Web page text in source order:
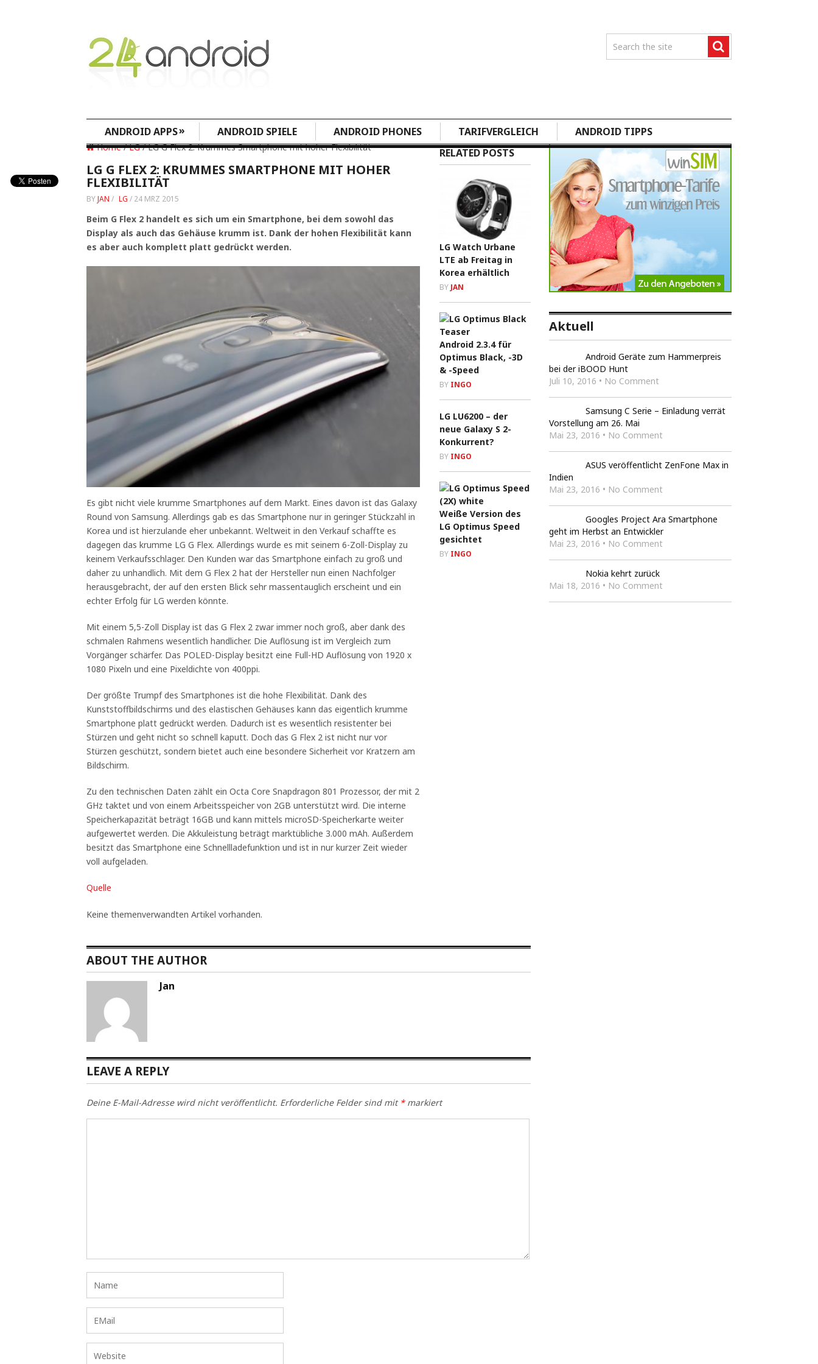
ANDROID APPS» ANDROID SPIELE ANDROID PHONES TARIFVERGLEICH ANDROID TIPPS
Home/LG/ LG G Flex 2: Krummes Smartphone mit hoher Flexibilität
LG G FLEX 2: KRUMMES SMARTPHONE MIT HOHER
FLEXIBILITÄT
BYJAN / LG / 24 MRZ 2015
Beim G Flex 2 handelt es sich um ein Smartphone, bei dem sowohl das
Display als auch das Gehäuse krumm ist. Dank der hohen Flexibilität kann
es aber auch komplett platt gedrückt werden.
Es gibt nicht viele krumme Smartphones auf dem Markt. Eines davon ist das Galaxy
Round von Samsung. Allerdings gab es das Smartphone nur in geringer Stückzahl in
Korea und ist hierzulande eher unbekannt. Weltweit in den Verkauf schaffte es
dagegen das krumme LG G Flex. Allerdings wurde es mit seinem 6-Zoll-Display zu
keinem Verkaufsschlager. Den Kunden war das Smartphone einfach zu groß und
daher zu unhandlich. Mit dem G Flex 2 hat der Hersteller nun einen Nachfolger
herausgebracht, der auf den ersten Blick sehr massentauglich erscheint und ein
echter Erfolg für LG werden könnte.
Mit einem 5,5-Zoll Display ist das G Flex 2 zwar immer noch groß, aber dank des
schmalen Rahmens wesentlich handlicher. Die Auflösung ist im Vergleich zum
Vorgänger schärfer. Das POLED-Display besitzt eine Full-HD Auflösung von 1920 x
1080 Pixeln und eine Pixeldichte von 400ppi.
Der größte Trumpf des Smartphones ist die hohe Flexibilität. Dank des
Kunststoffbildschirms und des elastischen Gehäuses kann das eigentlich krumme
Smartphone platt gedrückt werden. Dadurch ist es wesentlich resistenter bei
Stürzen und geht nicht so schnell kaputt. Doch das G Flex 2 ist nicht nur vor
Stürzen geschützt, sondern bietet auch eine besondere Sicherheit vor Kratzern am
Bildschirm.
Zu den technischen Daten zählt ein Octa Core Snapdragon 801 Prozessor, der mit 2
GHz taktet und von einem Arbeitsspeicher von 2GB unterstützt wird. Die interne
Speicherkapazität beträgt 16GB und kann mittels microSD-Speicherkarte weiter
aufgewertet werden. Die Akkuleistung beträgt marktübliche 3.000 mAh. Außerdem
besitzt das Smartphone eine Schnellladefunktion und ist in nur kurzer Zeit wieder
voll aufgeladen.
Quelle
Keine themenverwandten Artikel vorhanden.
RELATED POSTS
LG Watch Urbane
LTE ab Freitag in
Korea erhältlich
BY JAN
Android 2.3.4 für
Optimus Black, -3D
& -Speed
BY INGO
LG LU6200 – der
neue Galaxy S 2-
Konkurrent?
BY INGO
Weiße Version des
LG Optimus Speed
gesichtet
BY INGO
ABOUT THE AUTHOR
Jan
LEAVE A REPLY
Deine E-Mail-Adresse wird nicht veröffentlicht. Erforderliche Felder sind mit *markiert
Aktuell
Android Geräte zum Hammerpreis
bei der iBOOD Hunt
Juli 10, 2016 • No Comment
Samsung C Serie – Einladung verrät
Vorstellung am 26. Mai
Mai 23, 2016 • No Comment
ASUS veröffentlicht ZenFone Max in
Indien
Mai 23, 2016 • No Comment
Googles Project Ara Smartphone
geht im Herbst an Entwickler
Mai 23, 2016 • No Comment
Nokia kehrt zurück
Mai 18, 2016 • No Comment